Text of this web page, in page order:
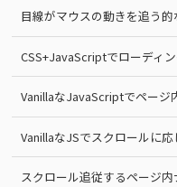
目線がマウスの動きを追う的
CSS+JavaScriptでローディ
VanillaなJavaScriptでページ
VanillaなJSでスクロールに
スクロール追従するページ